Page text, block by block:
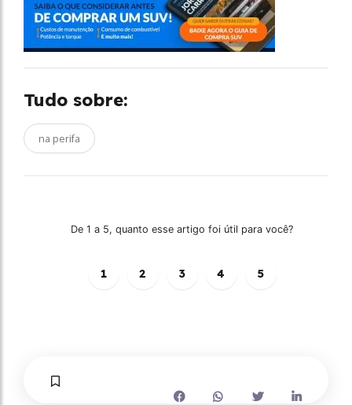
Tudo sobre:
na perifa
De 1 a 5, quanto esse artigo foi útil para você?
1 2 3 4 5